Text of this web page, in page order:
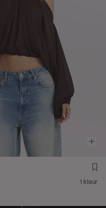
1 kleur